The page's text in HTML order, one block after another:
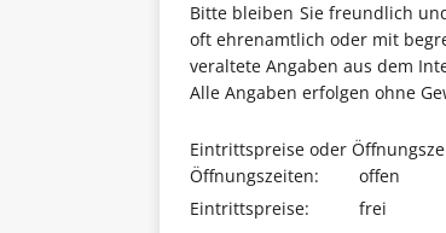
Bitte bleiben Sie freundlich
oft ehrenamtlich oder mit
veraltete Angaben aus dem
Alle Angaben erfolgen ohne
Eintrittspreise oder
Öffnungszeiten:
offen
Eintrittspreise:
frei